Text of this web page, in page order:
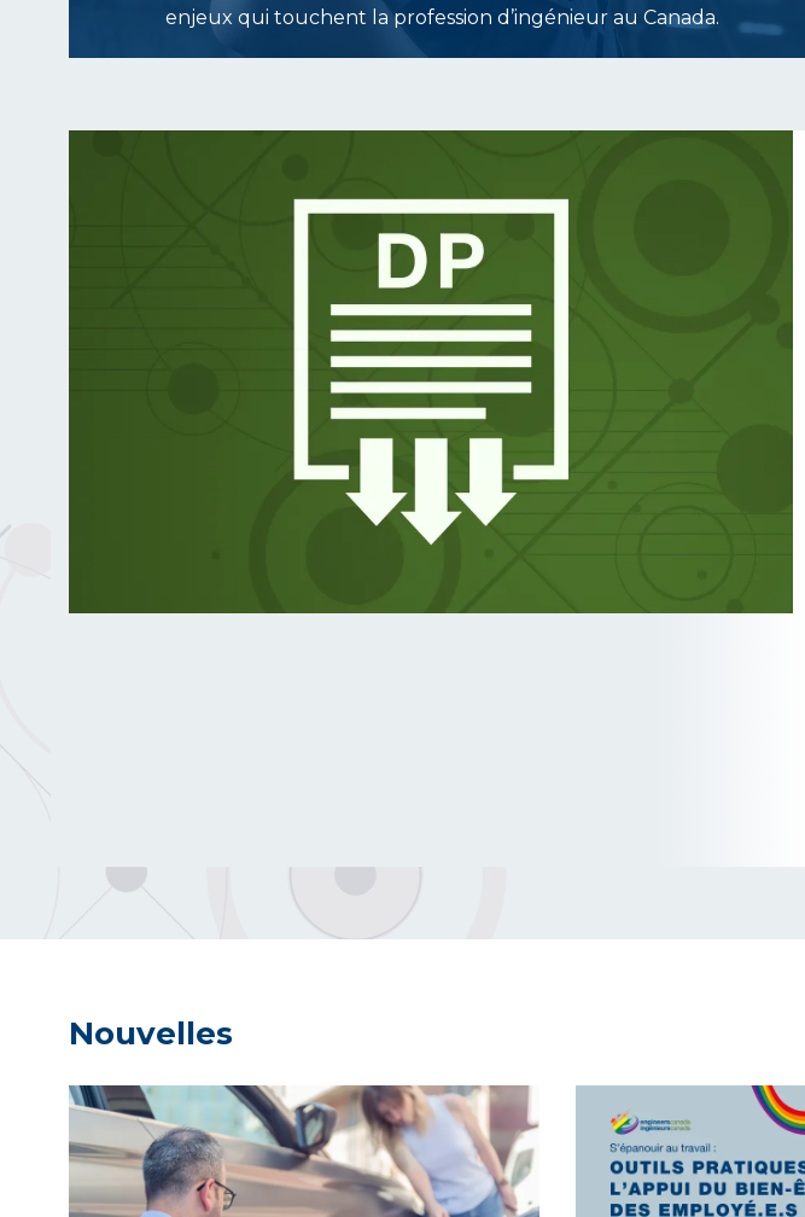
enjeux qui touchent la profession d’ingénieur au Canada.
Nouvelles